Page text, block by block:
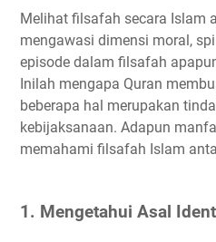
Melihat filsafah secara Islam
mengawasi dimensi moral,
episode dalam filsafah
Inilah mengapa Quran
beberapa hal merupakan
kebijaksanaan. Adapun
memahami filsafah Islam
1. Mengetahui Asal